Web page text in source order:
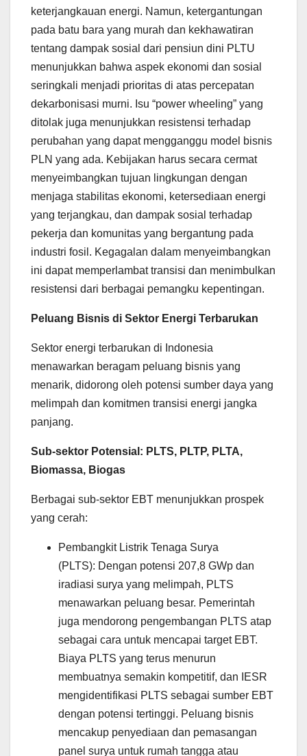
keterjangkauan energi. Namun, ketergantungan
pada batu bara yang murah dan kekhawatiran
tentang dampak sosial dari pensiun dini PLTU
menunjukkan bahwa aspek ekonomi dan sosial
seringkali menjadi prioritas di atas percepatan
dekarbonisasi murni. Isu “power wheeling” yang
ditolak juga menunjukkan resistensi terhadap
perubahan yang dapat mengganggu model bisnis
PLN yang ada. Kebijakan harus secara cermat
menyeimbangkan tujuan lingkungan dengan
menjaga stabilitas ekonomi, ketersediaan energi
yang terjangkau, dan dampak sosial terhadap
pekerja dan komunitas yang bergantung pada
industri fosil. Kegagalan dalam menyeimbangkan
ini dapat memperlambat transisi dan menimbulkan
resistensi dari berbagai pemangku kepentingan.
Peluang Bisnis di Sektor Energi Terbarukan
Sektor energi terbarukan di Indonesia
menawarkan beragam peluang bisnis yang
menarik, didorong oleh potensi sumber daya yang
melimpah dan komitmen transisi energi jangka
panjang.
Sub-sektor Potensial: PLTS, PLTP, PLTA,
Biomassa, Biogas
Berbagai sub-sektor EBT menunjukkan prospek
yang cerah:
Pembangkit Listrik Tenaga Surya
(PLTS): Dengan potensi 207,8 GWp dan
iradiasi surya yang melimpah, PLTS
menawarkan peluang besar. Pemerintah
juga mendorong pengembangan PLTS atap
sebagai cara untuk mencapai target EBT.
Biaya PLTS yang terus menurun
membuatnya semakin kompetitif, dan IESR
mengidentifikasi PLTS sebagai sumber EBT
dengan potensi tertinggi. Peluang bisnis
mencakup penyediaan dan pemasangan
panel surya untuk rumah tangga atau